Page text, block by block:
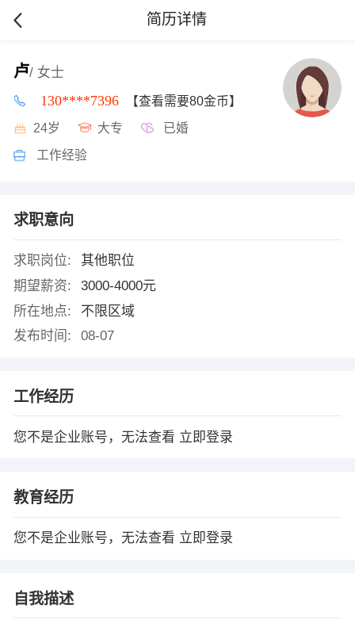
简历详情
卢/ 女士
130****7396 【查看需要80金币】
24岁 大专 已婚
工作经验
求职意向
求职岗位:
其他职位
期望薪资:
3000-4000元
所在地点:
不限区域
发布时间:
08-07
工作经历
您不是企业账号，无法查看 立即登录
教育经历
您不是企业账号，无法查看 立即登录
自我描述